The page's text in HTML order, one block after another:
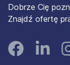
Dobrze Cię
Znajdź ofertę
FacebookLinked In